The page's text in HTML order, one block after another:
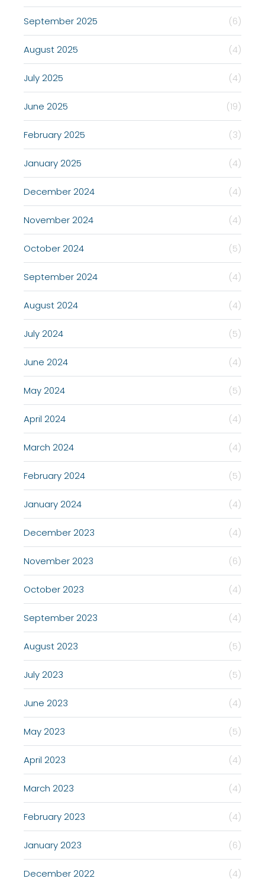
September 2025 (6)
August 2025 (4)
July 2025 (4)
June 2025 (19)
February 2025 (3)
January 2025 (4)
December 2024 (4)
November 2024 (4)
October 2024 (5)
September 2024 (4)
August 2024 (4)
July 2024 (5)
June 2024 (4)
May 2024 (5)
April 2024 (4)
March 2024 (4)
February 2024 (5)
January 2024 (4)
December 2023 (4)
November 2023 (6)
October 2023 (4)
September 2023 (4)
August 2023 (5)
July 2023 (5)
June 2023 (4)
May 2023 (5)
April 2023 (4)
March 2023 (4)
February 2023 (4)
January 2023 (6)
December 2022 (4)